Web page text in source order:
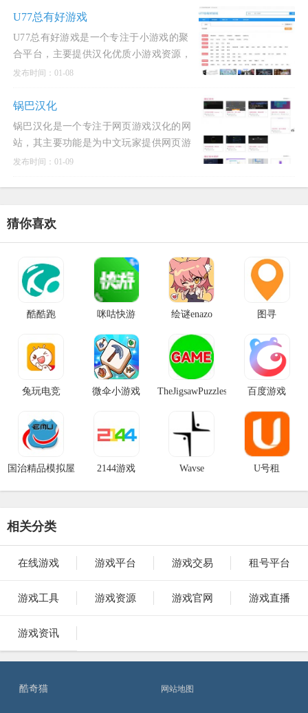
RPG（角色扮演游戏），并且致力于
U77总有好游戏
U77总有好游戏是一个专注于小游戏的聚
合平台，主要提供汉化优质小游戏资源，
同时为独立游戏作者提供作品发布的机
合玩家在空闲时间消磨时间，无需长时间
投入或复杂操作，即可体验到简
发布时间：01-08
锅巴汉化
锅巴汉化是一个专注于网页游戏汉化的网
站，其主要功能是为中文玩家提供网页游
戏的本地化服务。锅巴汉化团队通过开发
发布时间：01-09
猜你喜欢
酷酷跑 咪咕快游 绘谜enazo 图寻
兔玩电竞
微伞小游戏
TheJigsawPuzzles 百度游戏
国治精品模拟屋 2144游戏 Wavse U号租
相关分类
在线游戏 游戏平台 游戏交易 租号平台
游戏工具 游戏资源 游戏官网 游戏直播
游戏资讯
酷奇猫 网站地图